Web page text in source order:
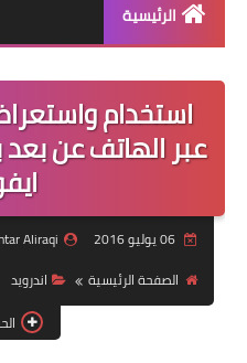
الرئيسية
استخدام
عبر الهاتف عن بعد
06 يوليو 2016
Aliraqi
الصفحة الرئيسية
اندرويد